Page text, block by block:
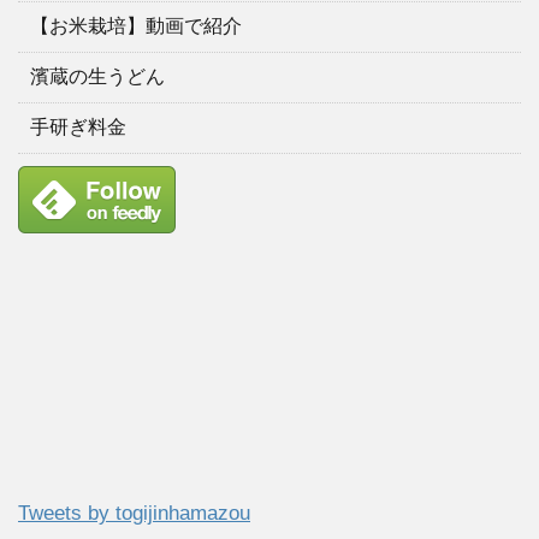
【お米栽培】動画で紹介
濱蔵の生うどん
手研ぎ料金
Tweets by togijinhamazou